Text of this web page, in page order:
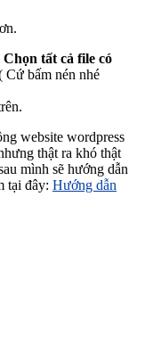
tất cả file có
Cứ bấm nén nhé
website wordpress
thật ra khó thật
mình sẽ hướng dẫn
tại đây: Hướng dẫn